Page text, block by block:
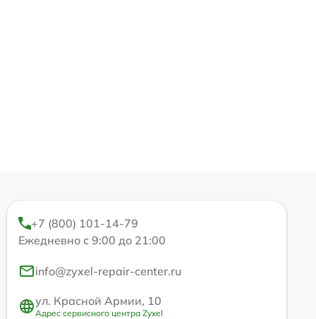
+7 (800) 101-14-79
Ежедневно с 9:00 до 21:00
info@zyxel-repair-center.ru
ул. Красной Армии, 10
Адрес сервисного центра Zyxel